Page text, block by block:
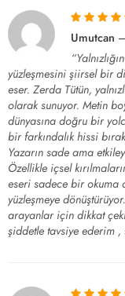
5 üzerinden
Umutcan –
yüzleşmesini şiirsel bir
eser. Zerda Tütün,
olarak sunuyor. Metin
dünyasına doğru bir
bir farkındalık hissi
Yazarın sade ama
Özellikle içsel
eseri sadece bir okuma
yüzleşmeye
arayanlar için dikkat
şiddetle tavsiye ederim